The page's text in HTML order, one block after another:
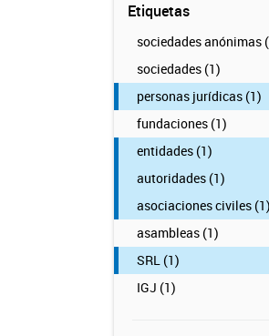
Etiquetas
sociedades anónimas
sociedades (1)
personas jurídicas (1)
fundaciones (1)
entidades (1)
autoridades (1)
asociaciones civiles (1)
asambleas (1)
SRL (1)
IGJ (1)